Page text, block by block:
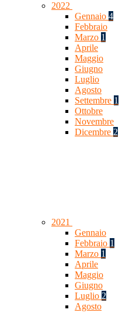
2022
Gennaio 4
Febbraio
Marzo 1
Aprile
Maggio
Giugno
Luglio
Agosto
Settembre 1
Ottobre
Novembre
Dicembre 2
2021
Gennaio
Febbraio 1
Marzo 1
Aprile
Maggio
Giugno
Luglio 2
Agosto